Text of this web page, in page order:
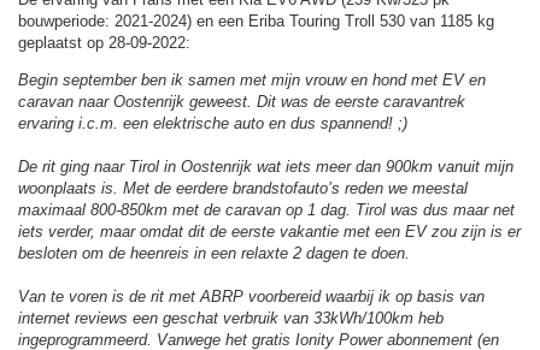
bouwperiode: 2021-2024) en een Eriba Touring Troll 530 van 1185 kg
geplaatst op 28-09-2022:
Begin september ben ik samen met mijn vrouw en hond met EV en
caravan naar Oostenrijk geweest. Dit was de eerste caravantrek
ervaring i.c.m. een elektrische auto en dus spannend! ;)
De rit ging naar Tirol in Oostenrijk wat iets meer dan 900km vanuit mijn
woonplaats is. Met de eerdere brandstofauto’s reden we meestal
maximaal 800-850km met de caravan op 1 dag. Tirol was dus maar net
iets verder, maar omdat dit de eerste vakantie met een EV zou zijn is er
besloten om de heenreis in een relaxte 2 dagen te doen.
Van te voren is de rit met ABRP voorbereid waarbij ik op basis van
internet reviews een geschat verbruik van 33kWh/100km heb
ingeprogrammeerd. Vanwege het gratis Ionity Power abonnement (en